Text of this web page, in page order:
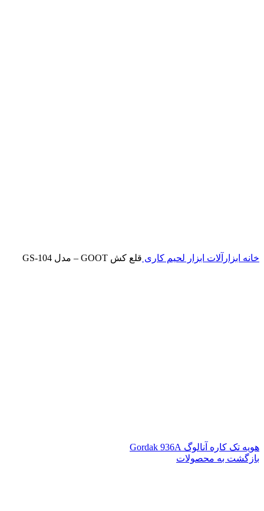
خانه ابزارآلات ابزار لحیم کاری قلع کش GOOT – مدل GS-104
هویه تک کاره آنالوگ Gordak 936A
بازگشت به محصولات